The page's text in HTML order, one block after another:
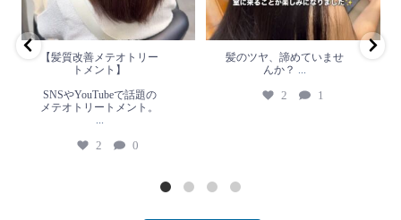
2 0
【髪質改善メテオトリー
トメント】
SNSやYouTubeで話題の
メテオトリートメント。
...
2 0
髪のツヤ、諦めていませ
んか？ ...
2 1